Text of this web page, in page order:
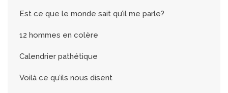
Est ce que le monde sait qu’il me parle?
12 hommes en colère
Calendrier pathétique
Voilà ce qu’ils nous disent